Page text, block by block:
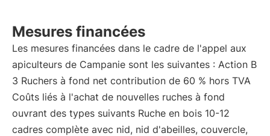
Mesures financées
Les mesures financées dans le cadre de l'appel aux
apiculteurs de Campanie sont les suivantes : Action B
3 Ruchers à fond net contribution de 60 % hors TVA
Coûts liés à l'achat de nouvelles ruches à fond
ouvrant des types suivants Ruche en bois 10-12
cadres complète avec nid, nid d'abeilles, couvercle,